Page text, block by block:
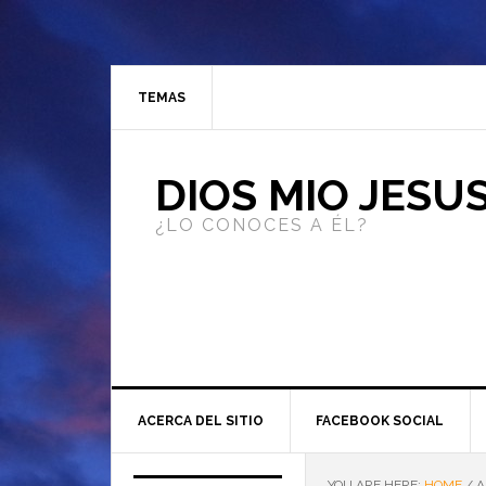
TEMAS
DIOS MIO
¿LO CONOCES A ÉL?
ACERCA DEL SITIO FACEBOOK SOCIAL